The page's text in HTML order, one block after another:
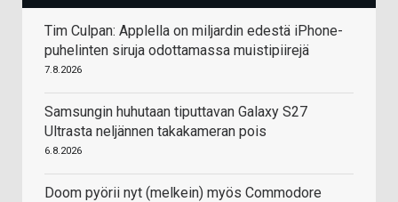
Tim Culpan: Applella on miljardin edestä iPhone-
puhelinten siruja odottamassa muistipiirejä
7.8.2026
Samsungin huhutaan tiputtavan Galaxy S27
Ultrasta neljännen takakameran pois
6.8.2026
Doom pyörii nyt (melkein) myös Commodore